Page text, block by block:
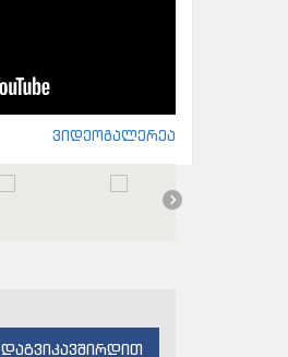
ვიდეოგალერეა
დაგვიკავშირდით